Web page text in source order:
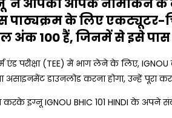
नेआपको आपके नामांकन के
पाठ्यक्रम के लिए
अंक 100 हैं, जिनमें से इसे
एंड परीक्षा (TEE) में भाग लेने के लिए,
डाउनलोड करना होगा, उन्हें पूरा
करके इग्नू IGNOU BHIC 101 HINDI के